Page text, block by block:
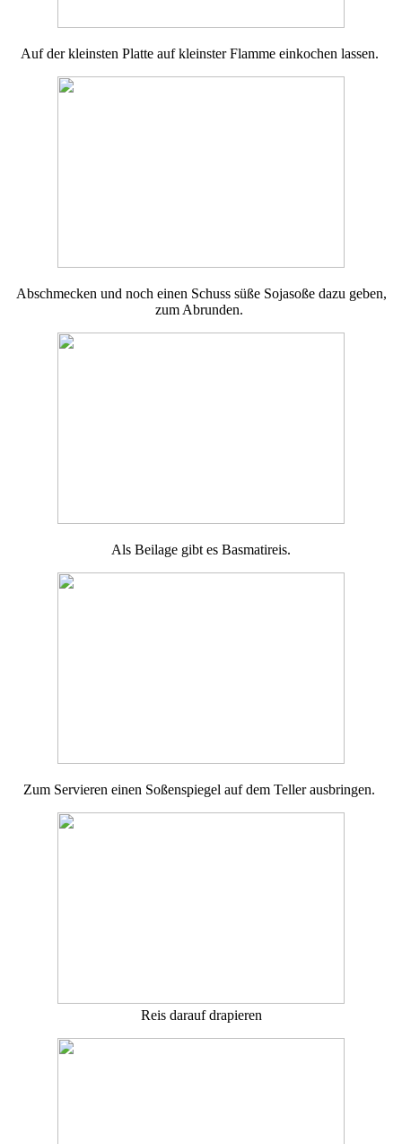
Auf der kleinsten Platte auf kleinster Flamme einkochen lassen.
Abschmecken und noch einen Schuss süße Sojasoße dazu geben,
zum Abrunden.
Als Beilage gibt es Basmatireis.
Zum Servieren einen Soßenspiegel auf dem Teller ausbringen.
Reis darauf drapieren